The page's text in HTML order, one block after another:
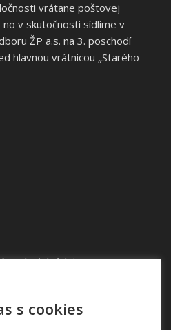
vrátane poštovej
v skutočnosti sídlime v
ŽP a.s. na 3. poschodí
hlavnou vrátnicou „Starého
osobných údajov
cookie
s cookies